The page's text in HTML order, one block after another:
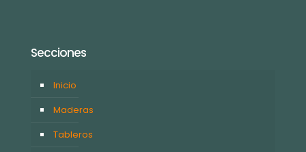
Secciones
Inicio
Maderas
Tableros